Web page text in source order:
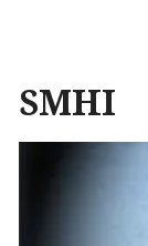
SMHI